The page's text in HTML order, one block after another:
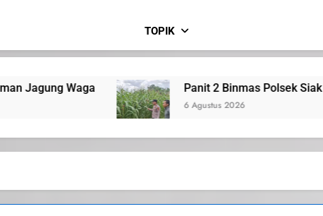
TOPIK
Panit 2 Binmas Polsek Siak Sambangi Petani Jagung,